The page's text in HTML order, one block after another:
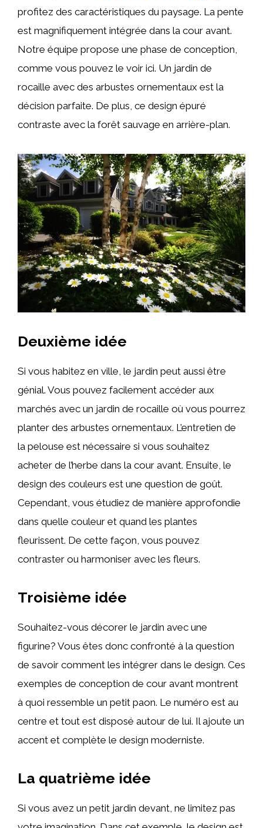
profitez des caractéristiques du paysage. La pente
est magnifiquement intégrée dans la cour avant.
Notre équipe propose une phase de conception,
comme vous pouvez le voir ici. Un jardin de
rocaille avec des arbustes ornementaux est la
décision parfaite. De plus, ce design épuré
contraste avec la forêt sauvage en arrière-plan.
Deuxième idée
Si vous habitez en ville, le jardin peut aussi être
génial. Vous pouvez facilement accéder aux
marchés avec un jardin de rocaille où vous pourrez
planter des arbustes ornementaux. L’entretien de
la pelouse est nécessaire si vous souhaitez
acheter de l’herbe dans la cour avant. Ensuite, le
design des couleurs est une question de goût.
Cependant, vous étudiez de manière approfondie
dans quelle couleur et quand les plantes
fleurissent. De cette façon, vous pouvez
contraster ou harmoniser avec les fleurs.
Troisième idée
Souhaitez-vous décorer le jardin avec une
figurine? Vous êtes donc confronté à la question
de savoir comment les intégrer dans le design. Ces
exemples de conception de cour avant montrent
à quoi ressemble un petit paon. Le numéro est au
centre et tout est disposé autour de lui. Il ajoute un
accent et complète le design moderniste.
La quatrième idée
Si vous avez un petit jardin devant, ne limitez pas